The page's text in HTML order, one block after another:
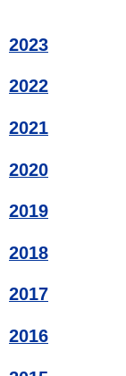
2023
2022
2021
2020
2019
2018
2017
2016